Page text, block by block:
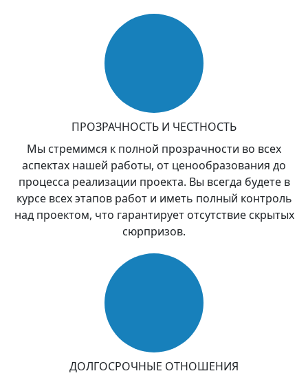
ПРОЗРАЧНОСТЬ И ЧЕСТНОСТЬ
Мы стремимся к полной прозрачности во всех
аспектах нашей работы, от ценообразования до
процесса реализации проекта. Вы всегда будете в
курсе всех этапов работ и иметь полный контроль
над проектом, что гарантирует отсутствие скрытых
сюрпризов.
ДОЛГОСРОЧНЫЕ ОТНОШЕНИЯ